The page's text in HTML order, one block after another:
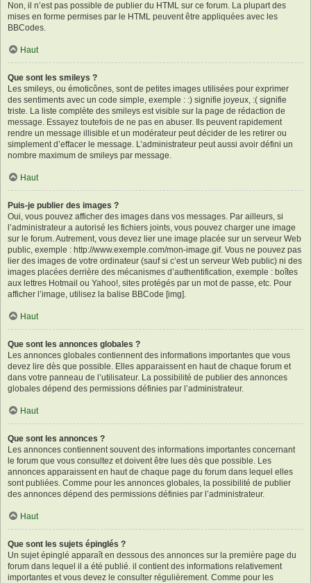
Non, il n’est pas possible de publier du HTML sur ce forum. La plupart des
mises en forme permises par le HTML peuvent être appliquées avec les
BBCodes.
Haut
Que sont les smileys ?
Les smileys, ou émoticônes, sont de petites images utilisées pour exprimer
des sentiments avec un code simple, exemple : :) signifie joyeux, :( signifie
triste. La liste complète des smileys est visible sur la page de rédaction de
message. Essayez toutefois de ne pas en abuser. Ils peuvent rapidement
rendre un message illisible et un modérateur peut décider de les retirer ou
simplement d’effacer le message. L’administrateur peut aussi avoir défini un
nombre maximum de smileys par message.
Haut
Puis-je publier des images ?
Oui, vous pouvez afficher des images dans vos messages. Par ailleurs, si
l’administrateur a autorisé les fichiers joints, vous pouvez charger une image
sur le forum. Autrement, vous devez lier une image placée sur un serveur Web
public, exemple : http://www.exemple.com/mon-image.gif. Vous ne pouvez pas
lier des images de votre ordinateur (sauf si c’est un serveur Web public) ni des
images placées derrière des mécanismes d’authentification, exemple : boîtes
aux lettres Hotmail ou Yahoo!, sites protégés par un mot de passe, etc. Pour
afficher l’image, utilisez la balise BBCode [img].
Haut
Que sont les annonces globales ?
Les annonces globales contiennent des informations importantes que vous
devez lire dès que possible. Elles apparaissent en haut de chaque forum et
dans votre panneau de l’utilisateur. La possibilité de publier des annonces
globales dépend des permissions définies par l’administrateur.
Haut
Que sont les annonces ?
Les annonces contiennent souvent des informations importantes concernant
le forum que vous consultez et doivent être lues dès que possible. Les
annonces apparaissent en haut de chaque page du forum dans lequel elles
sont publiées. Comme pour les annonces globales, la possibilité de publier
des annonces dépend des permissions définies par l’administrateur.
Haut
Que sont les sujets épinglés ?
Un sujet épinglé apparaît en dessous des annonces sur la première page du
forum dans lequel il a été publié. il contient des informations relativement
importantes et vous devez le consulter régulièrement. Comme pour les